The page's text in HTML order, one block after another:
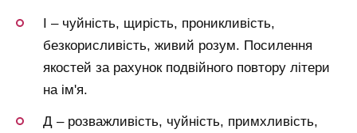
І – чуйність, щирість, проникливість,
безкорисливість, живий розум. Посилення
якостей за рахунок подвійного повтору літери
на ім'я.
Д – розважливість, чуйність, примхливість,